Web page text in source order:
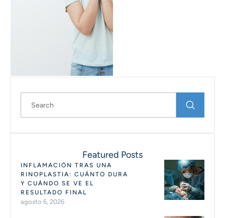
rostro quizás ya no te …
Featured Posts
INFLAMACIÓN TRAS UNA
RINOPLASTIA: CUÁNTO DURA
Y CUÁNDO SE VE EL
RESULTADO FINAL
agosto 6, 2026